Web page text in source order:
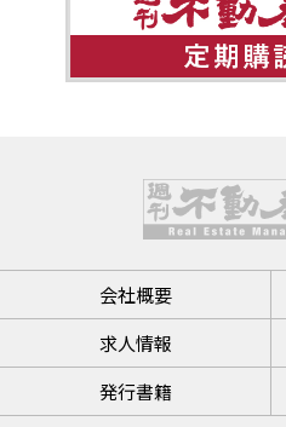
会社概要
求人情報
発行書籍